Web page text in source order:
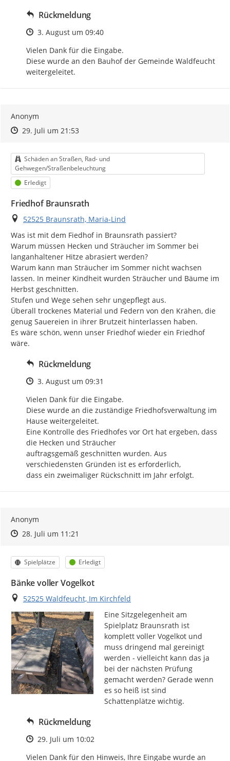
Rückmeldung
Zeitpunkt des Erstellens
3. August um 09:40
Vielen Dank für die Eingabe.
Diese wurde an den Bauhof der Gemeinde Waldfeucht
weitergeleitet.
Anonym
Zeitpunkt des Erstellens
Zeitpunkt des Erstellens
29. Juli um 21:53Zur Äußerung
Kategorie
Schäden an Straßen, Rad- und
Gehwegen/Straßenbeleuchtung
Status
Erledigt
Friedhof Braunsrath
Ort
52525 Braunsrath, Maria-Lind
Was ist mit dem Fiedhof in Braunsrath passiert?
Warum müssen Hecken und Sträucher im Sommer bei
langanhaltener Hitze abrasiert werden?
Warum kann man Sträucher im Sommer nicht wachsen
lassen. In meiner Kindheit wurden Sträucher und Bäume im
Herbst geschnitten.
Stufen und Wege sehen sehr ungepflegt aus.
Überall trockenes Material und Federn von den Krähen, die
genug Sauereien in ihrer Brutzeit hinterlassen haben.
Es wäre schön, wenn unser Friedhof wieder ein Friedhof
wäre.
Rückmeldung
Zeitpunkt des Erstellens
3. August um 09:31
Vielen Dank für die Eingabe.
Diese wurde an die zuständige Friedhofsverwaltung im
Hause weitergeleitet.
Eine Kontrolle des Friedhofes vor Ort hat ergeben, dass
die Hecken und Sträucher
auftragsgemäß geschnitten wurden. Aus
verschiedensten Gründen ist es erforderlich,
dass ein zweimaliger Rückschnitt im Jahr erfolgt.
Anonym
Zeitpunkt des Erstellens
Zeitpunkt des Erstellens
28. Juli um 11:21
Kategorie
Spielplätze Status
Erledigt
Bänke voller Vogelkot
Ort
52525 Waldfeucht, Im Kirchfeld
Eine Sitzgelegenheit am
Spielplatz Braunsrath ist
komplett voller Vogelkot und
muss dringend mal gereinigt
werden - vielleicht kann das ja
bei der nächsten Prüfung
gemacht werden? Gerade wenn
es so heiß ist sind
Schattenplätze wichtig.
Rückmeldung
Zeitpunkt des Erstellens
29. Juli um 10:02
Vielen Dank für den Hinweis, Ihre Eingabe wurde an